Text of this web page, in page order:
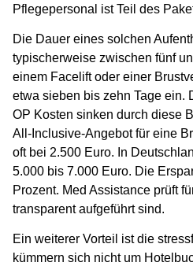
Pflegepersonal ist Teil des
Die Dauer eines solchen
typischerweise zwischen fünf
einem Facelift oder einer
etwa sieben bis zehn Tage ein.
OP Kosten sinken durch diese
All-Inclusive-Angebot für eine
oft bei 2.500 Euro. In
5.000 bis 7.000 Euro. Die
Prozent. Med Assistance prüft
transparent aufgeführt sind.
Ein weiterer Vorteil ist die
kümmern sich nicht um